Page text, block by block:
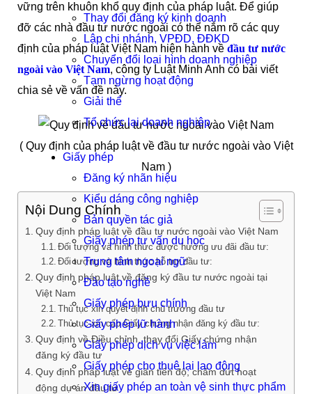
Thay đổi đăng ký kinh doanh
Lập chi nhánh, VPĐD, ĐĐKD
Chuyển đổi loại hình doanh nghiệp
Tạm ngừng hoạt động
Giải thể
Tổ chức lại doanh nghiệp
Giấy phép
Đăng ký nhãn hiệu
Kiểu dáng công nghiệp
Bản quyền tác giả
Giấy phép tư vấn du học
Trung tâm ngoại ngữ
Đào tạo nghề
Giấy phép bưu chính
Giấy phép lữ hành
Giấy phép dịch vụ việc làm
Giấy phép cho thuê lại lao động
Xin giấy phép an toàn vệ sinh thực phẩm
vững trên khuôn khổ quy định của pháp luật. Để giúp
đỡ các nhà đầu tư nước ngoài có thể nắm rõ các quy
định của pháp luật Việt Nam hiện hành về đầu tư nước
ngoài vào Việt Nam, công ty Luật Minh Anh có bài viết
chia sẻ về vấn đề này.
( Quy định của pháp luật về đầu tư nước ngoài vào Việt
Nam )
Nội Dung Chính
Quy định pháp luật về đầu tư nước ngoài vào Việt Nam
Đối tượng và hình thức được hưởng ưu đãi đầu tư:
Đối tượng và hình thức hỗ trợ đầu tư:
Quy định pháp luật về đăng ký đầu tư nước ngoài tại
Việt Nam
Thủ tục xin quyết định chủ trương đầu tư
Thủ tục xin cấp Giấy chứng nhận đăng ký đầu tư:
Quy định về Điều chỉnh, thay đổi Giấy chứng nhận
đăng ký đầu tư
Quy định pháp luật về giãn tiến độ, chấm dứt hoạt
động dự án đầu tư